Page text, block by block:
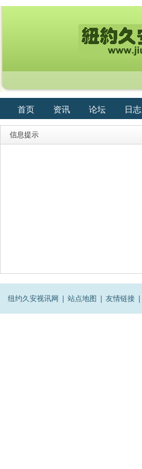
首页 资讯 论坛 日志
信息提示
纽约久安视讯网 站点地图 友情链接